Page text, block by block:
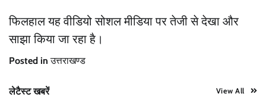
फिलहाल यह वीडियो सोशल मीडिया पर तेजी से देखा और
साझा किया जा रहा है।
Posted inउत्तराखण्ड
लेटैस्ट खबरें View All